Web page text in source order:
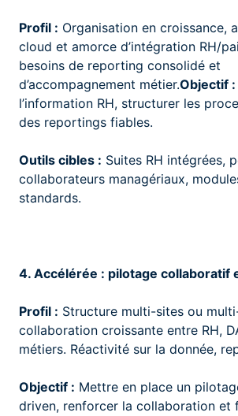
Profil : Organisation en croissance,
cloud et amorce d’intégration RH/
besoins de reporting consolidé et
d’accompagnement métier.Objectif :
l’information RH, structurer les
des reportings fiables.
Outils cibles : Suites RH intégrées,
collaborateurs managériaux,
standards.
4. Accélérée : pilotage collaboratif
Profil : Structure multi-sites ou
collaboration croissante entre RH,
métiers. Réactivité sur la donnée,
Objectif : Mettre en place un
driven, renforcer la collaboration et